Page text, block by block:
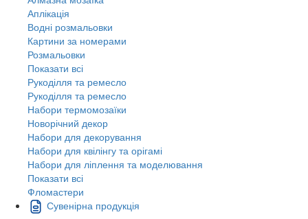
Аплікація
Водні розмальовки
Картини за номерами
Розмальовки
Показати всі
Рукоділля та ремесло
Рукоділля та ремесло
Набори термомозаїки
Новорічний декор
Набори для декорування
Набори для квілінгу та орігамі
Набори для ліплення та моделювання
Показати всі
Фломастери
Сувенірна продукція